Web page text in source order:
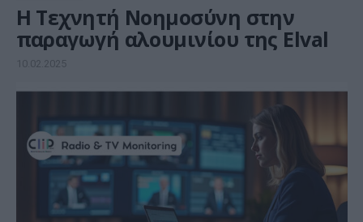
Η Τεχνητή Νοημοσύνη στην
παραγωγή αλουμινίου της Elval
10.02.2025